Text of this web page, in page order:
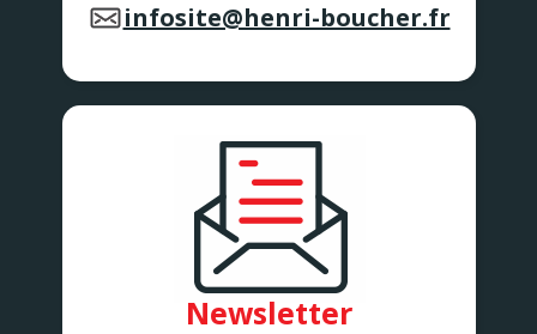
infosite@henri-boucher.fr
Newsletter